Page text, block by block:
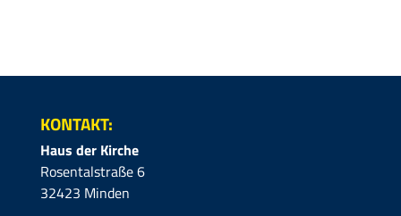
KONTAKT:
Haus der Kirche
Rosentalstraße 6
32423 Minden